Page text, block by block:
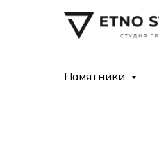
Памятники